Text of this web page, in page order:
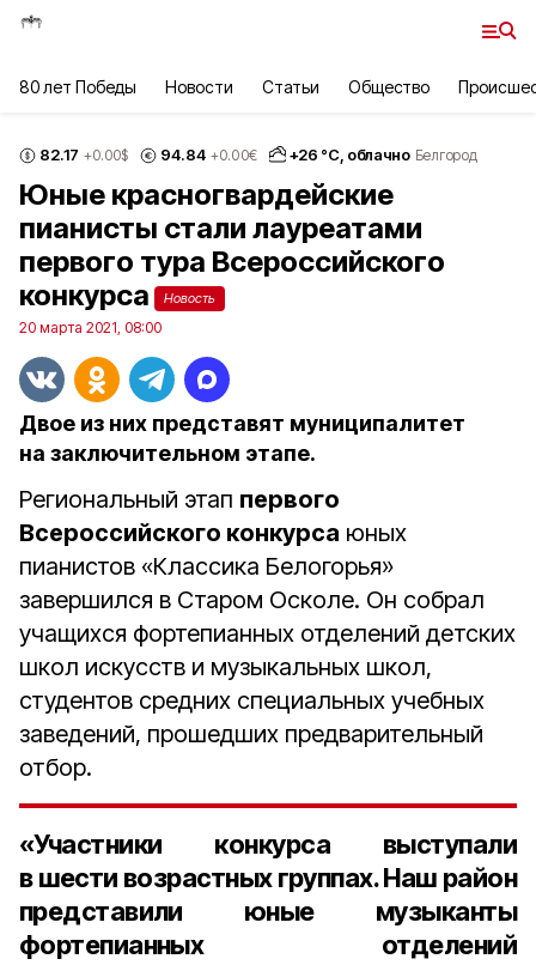
80 лет Победы Новости Статьи Общество
82.17 +0.00$ 94.84 +0.00€ +26 °С, облачно Белгород
Юные красногвардейские
пианисты стали лауреатами
первого тура Всероссийского
конкурса
Новость
20 марта 2021, 08:00
Двое из них представят муниципалитет
на заключительном этапе.
Региональный этап первого
Всероссийского конкурса юных
пианистов «Классика Белогорья»
завершился в Старом Осколе. Он собрал
учащихся фортепианных отделений детских
школ искусств и музыкальных школ,
студентов средних специальных учебных
заведений, прошедших предварительный
отбор.
«Участники конкурса выступали
вшести возрастных группах. Наш район
представили юные музыканты
фортепианных отделений